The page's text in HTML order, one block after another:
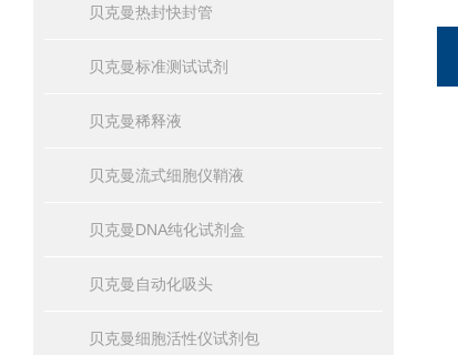
贝克曼热封快封管
贝克曼标准测试试剂
贝克曼稀释液
贝克曼流式细胞仪鞘液
贝克曼DNA纯化试剂盒
贝克曼自动化吸头
贝克曼细胞活性仪试剂包